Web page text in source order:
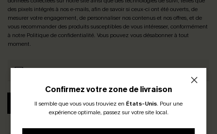
Confirmez votre zone de livraison
Il semble que vous vous trouviez en États-Unis. Pour une
expérience optimale, passez sur votre site local.
des pixels intégrés à nos e-mails, afin de savoir si ceux-ci ont été ouverts, de
mesurer votre engagement, de personnaliser nos contenus et nos offres, et de
vous recommander des produits susceptibles de vous intéresser, conformément
à notre Politique de confidentialité. Vous pouvez vous désabonner à tout
moment.
S'ABONNER